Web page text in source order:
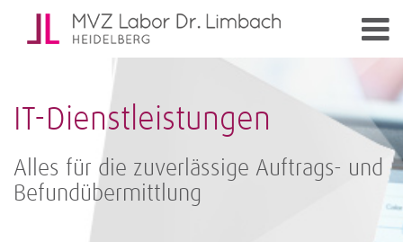
IT-Dienstleistungen
Alles für die zuverlässige Auftrags- und
Befundübermittlung